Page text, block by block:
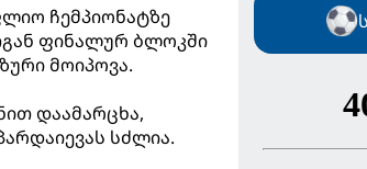
ჩემპიონატზე
ფინალურ ბლოკში
მოიპოვა.
დაამარცხა,
სძლია.